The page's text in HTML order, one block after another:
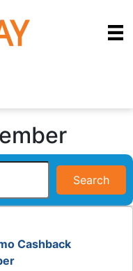
Search
Cashback